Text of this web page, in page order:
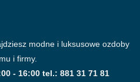
modne i luksusowe ozdoby
i firmy.
- 16:00 tel.: 881 31 71 81